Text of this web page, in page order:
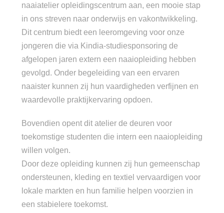
naaiatelier opleidingscentrum aan, een mooie stap
in ons streven naar onderwijs en vakontwikkeling.
Dit centrum biedt een leeromgeving voor onze
jongeren die via Kindia-studiesponsoring de
afgelopen jaren extern een naaiopleiding hebben
gevolgd. Onder begeleiding van een ervaren
naaister kunnen zij hun vaardigheden verfijnen en
waardevolle praktijkervaring opdoen.
Bovendien opent dit atelier de deuren voor
toekomstige studenten die intern een naaiopleiding
willen volgen.
Door deze opleiding kunnen zij hun gemeenschap
ondersteunen, kleding en textiel vervaardigen voor
lokale markten en hun familie helpen voorzien in
een stabielere toekomst.